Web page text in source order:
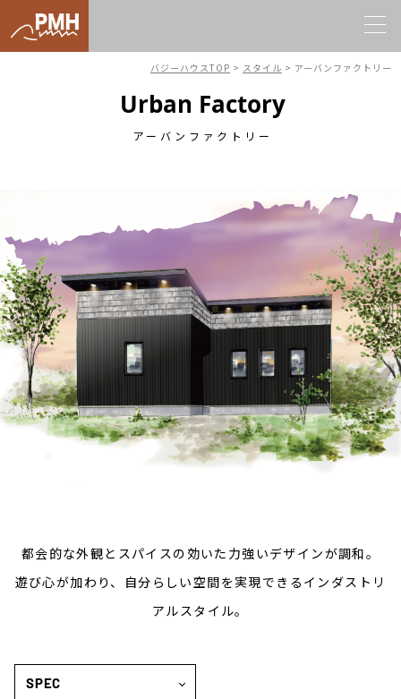
バジーハウスTOP > スタイル > アーバンファクトリー
Urban Factory
アーバンファクトリー
都会的な外観とスパイスの効いた力強いデザインが調和。
遊び心が加わり、自分らしい空間を実現できるインダストリ
アルスタイル。
SPEC